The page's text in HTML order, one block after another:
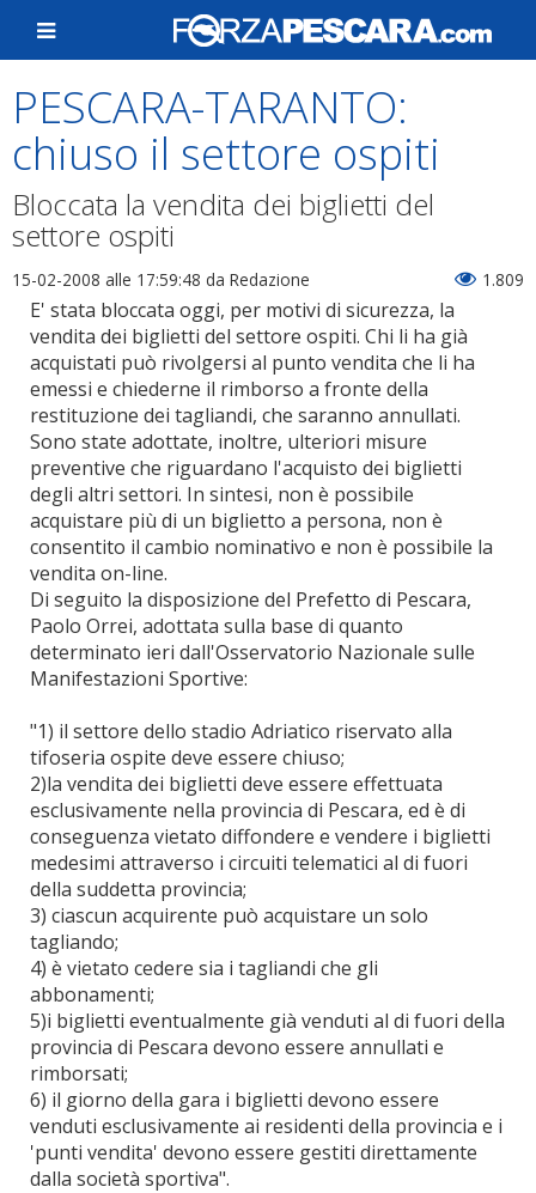
PESCARA-TARANTO:
chiuso il settore ospiti
Bloccata la vendita dei biglietti del
settore ospiti
15-02-2008 alle 17:59:48 da Redazione 1.809
E' stata bloccata oggi, per motivi di sicurezza, la
vendita dei biglietti del settore ospiti. Chi li ha già
acquistati può rivolgersi al punto vendita che li ha
emessi e chiederne il rimborso a fronte della
restituzione dei tagliandi, che saranno annullati.
Sono state adottate, inoltre, ulteriori misure
preventive che riguardano l'acquisto dei biglietti
degli altri settori. In sintesi, non è possibile
acquistare più di un biglietto a persona, non è
consentito il cambio nominativo e non è possibile la
vendita on-line.
Di seguito la disposizione del Prefetto di Pescara,
Paolo Orrei, adottata sulla base di quanto
determinato ieri dall'Osservatorio Nazionale sulle
Manifestazioni Sportive:
"1) il settore dello stadio Adriatico riservato alla
tifoseria ospite deve essere chiuso;
2)la vendita dei biglietti deve essere effettuata
esclusivamente nella provincia di Pescara, ed è di
conseguenza vietato diffondere e vendere i biglietti
medesimi attraverso i circuiti telematici al di fuori
della suddetta provincia;
3) ciascun acquirente può acquistare un solo
tagliando;
4) è vietato cedere sia i tagliandi che gli
abbonamenti;
5)i biglietti eventualmente già venduti al di fuori della
provincia di Pescara devono essere annullati e
rimborsati;
6) il giorno della gara i biglietti devono essere
venduti esclusivamente ai residenti della provincia e i
'punti vendita' devono essere gestiti direttamente
dalla società sportiva".